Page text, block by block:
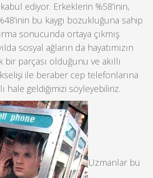
ediyor. Erkeklerin %58’inin,
bu kaygı bozukluğuna sahip
sonucunda ortaya çıkmış.
sosyal ağların da hayatımızın
parçası olduğunu ve akıllı
ile beraber cep telefonlarına
hale geldiğimizi söyleyebiliriz.
Uzmanlar bu